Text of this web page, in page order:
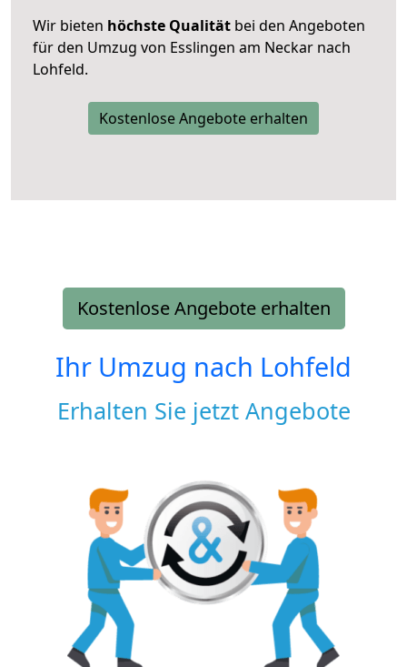
Wir bieten höchste Qualität bei den Angeboten
für den Umzug von Esslingen am Neckar nach
Lohfeld.
Kostenlose Angebote erhalten
Kostenlose Angebote erhalten
Ihr Umzug nach Lohfeld
Erhalten Sie jetzt Angebote